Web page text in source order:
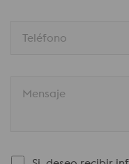
Teléfono
Mensaje